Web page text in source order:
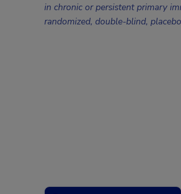
in chronic or persistent primary
randomized, double-blind,